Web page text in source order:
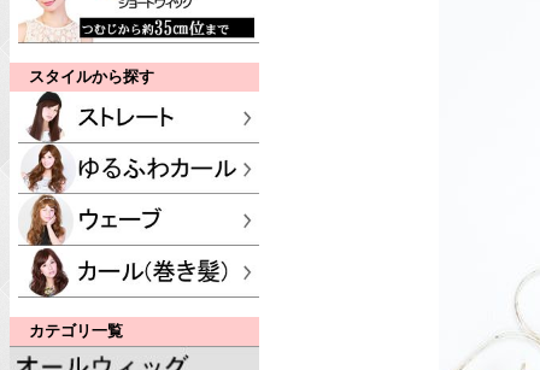
スタイルから探す
カテゴリ一覧